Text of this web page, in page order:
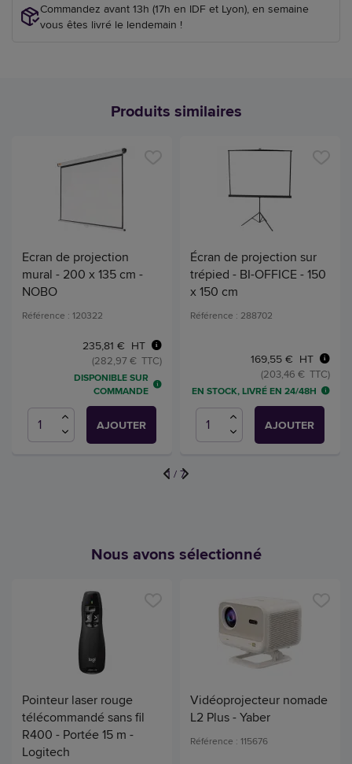
Commandez avant 13h (17h en IDF et Lyon), en semaine
vous êtes livré le lendemain !
Produits similaires
Ecran de projection
mural - 200 x 135 cm -
NOBO
Référence : 120322
235,81 € HT
(282,97 € TTC)
DISPONIBLE SUR
COMMANDE
AJOUTER
Écran de projection sur
trépied - BI-OFFICE - 150
x 150 cm
Référence : 288702
169,55 € HT
(203,46 € TTC)
EN STOCK, LIVRÉ EN 24/48H
AJOUTER
1 / 7
Nous avons sélectionné
Pointeur laser rouge
télécommandé sans fil
R400 - Portée 15 m -
Logitech
Vidéoprojecteur nomade
L2 Plus - Yaber
Référence : 115676